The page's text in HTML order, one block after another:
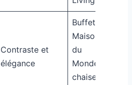
Contraste et
élégance
Buffet
Maison
du
Monde +
chaises